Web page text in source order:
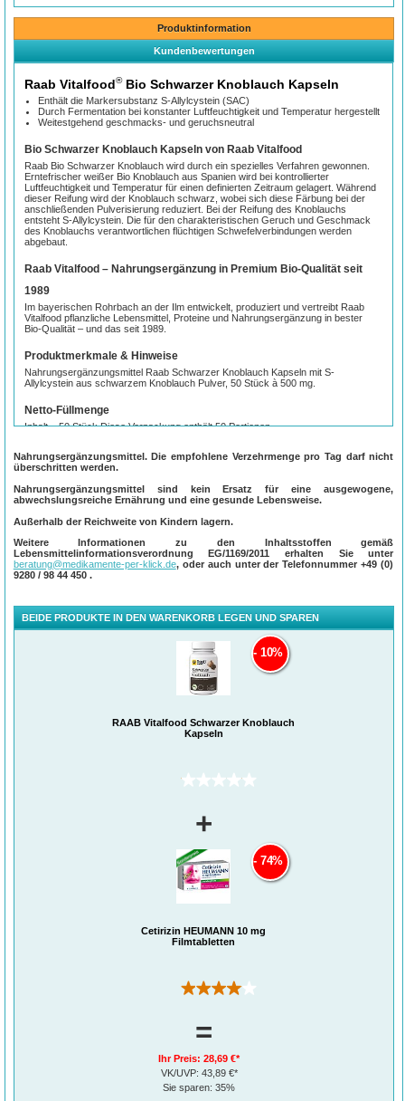
Produktinformation
Kundenbewertungen
Raab Vitalfood®Bio Schwarzer Knoblauch Kapseln
Enthält die Markersubstanz S-Allylcystein (SAC)
Durch Fermentation bei konstanter Luftfeuchtigkeit und Temperatur hergestellt
Weitestgehend geschmacks- und geruchsneutral
Bio Schwarzer Knoblauch Kapseln von Raab Vitalfood
Raab Bio Schwarzer Knoblauch wird durch ein spezielles Verfahren gewonnen.
Erntefrischer weißer Bio Knoblauch aus Spanien wird bei kontrollierter
Luftfeuchtigkeit und Temperatur für einen definierten Zeitraum gelagert. Während
dieser Reifung wird der Knoblauch schwarz, wobei sich diese Färbung bei der
anschließenden Pulverisierung reduziert. Bei der Reifung des Knoblauchs
entsteht S-Allylcystein. Die für den charakteristischen Geruch und Geschmack
des Knoblauchs verantwortlichen flüchtigen Schwefelverbindungen werden
abgebaut.
Raab Vitalfood – Nahrungsergänzung in Premium Bio-Qualität seit
1989
Im bayerischen Rohrbach an der Ilm entwickelt, produziert und vertreibt Raab
Vitalfood pflanzliche Lebensmittel, Proteine und Nahrungsergänzung in bester
Bio-Qualität – und das seit 1989.
Produktmerkmale & Hinweise
Nahrungsergänzungsmittel Raab Schwarzer Knoblauch Kapseln mit S-
Allylcystein aus schwarzem Knoblauch Pulver, 50 Stück à 500 mg.
Netto-Füllmenge
Inhalt = 50 Stück Diese Verpackung enthält 50 Portionen.
Verzehrempfehlung
Täglich 1 Kapsel zu einer Mahlzeit mit reichlich Flüssigkeit einnehmen.
Nahrungsergänzungsmittel. Die empfohlene Verzehrmenge pro Tag darf nicht
überschritten werden.
Nahrungsergänzungsmittel sind kein Ersatz für eine ausgewogene,
abwechslungsreiche Ernährung und eine gesunde Lebensweise.
Außerhalb der Reichweite von Kindern lagern.
Weitere Informationen zu den Inhaltsstoffen gemäß
Lebensmittelinformationsverordnung EG/1169/2011 erhalten Sie unter
beratung@medikamente-per-klick.de, oder auch unter der Telefonnummer+49 (0)
9280 / 98 44 450 .
BEIDE PRODUKTE IN DEN WARENKORB LEGEN UND SPAREN
RAAB Vitalfood Schwarzer Knoblauch
Kapseln
(0)
10%
+
Cetirizin HEUMANN 10 mg
Filmtabletten
(1)
74%
=
Ihr Preis:28,69 €*
VK/UVP: 43,89 €*
Sie sparen:35%